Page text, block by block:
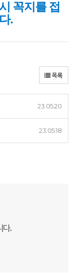
꼭지를 접
.
목록
23.05.20
23.05.18
다.